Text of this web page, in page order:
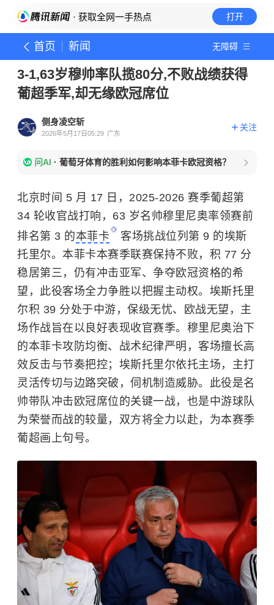
· 获取全网一手热点 打开
首页 新闻 无障碍
3-1,63岁穆帅率队揽80分,不败战绩获得
葡超季军,却无缘欧冠席位
侧身凌空斩
2026年5月17日05:29 广东
关注
问AI · 葡萄牙体育的胜利如何影响本菲卡欧冠资格？
北京时间 5 月 17 日，2025-2026 赛季葡超第
34 轮收官战打响，63 岁名帅穆里尼奥率领赛前
排名第 3 的本菲卡
客场挑战位列第 9 的埃斯
托里尔。本菲卡本赛季联赛保持不败，积 77 分
稳居第三，仍有冲击亚军、争夺欧冠资格的希
望，此役客场全力争胜以把握主动权。埃斯托里
尔积 39 分处于中游，保级无忧、欧战无望，主
场作战旨在以良好表现收官赛季。穆里尼奥治下
的本菲卡攻防均衡、战术纪律严明，客场擅长高
效反击与节奏把控；埃斯托里尔依托主场，主打
灵活传切与边路突破，伺机制造威胁。此役是名
帅带队冲击欧冠席位的关键一战，也是中游球队
为荣誉而战的较量，双方将全力以赴，为本赛季
葡超画上句号。